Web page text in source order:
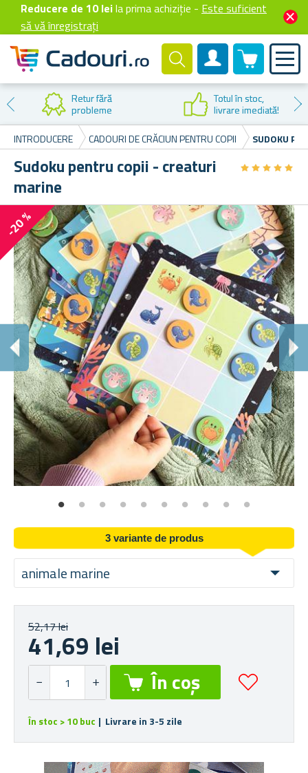
Reducere de 10 leila prima achiziție - Este suficient
să vă înregistrați
Cont client
0 produselor
Retur fără
probleme
Totul în stoc,
livrare imediată!
INTRODUCERE
CADOURI DE CRĂCIUN PENTRU COPII SUDOKU
Sudoku pentru copii - creaturi
marine
★★★★★
★★★★★
-20 %
3 variante de produs
animale marine
52,17 lei
41,69 lei
În stoc > 10 buc | Livrare in 3-5 zile